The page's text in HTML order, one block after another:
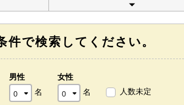
件で検索してください。
男性
名
女性
名
人数未定